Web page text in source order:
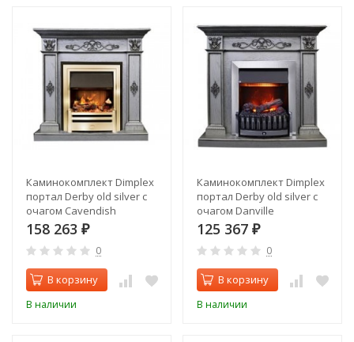
Каминокомплект Dimplex
портал Derby old silver с
очагом Cavendish
158 263 ₽
0
В корзину
В наличии
Каминокомплект Dimplex
портал Derby old silver с
очагом Danville
125 367 ₽
0
В корзину
В наличии